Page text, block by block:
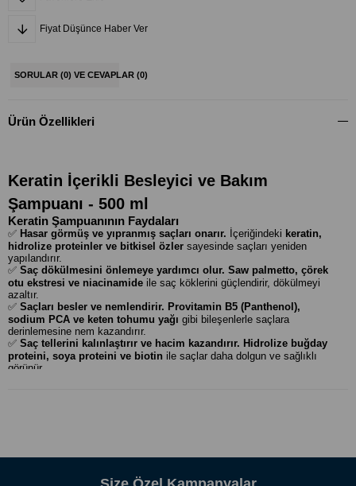
Fiyat Düşünce Haber Ver
SORULAR (0) VE CEVAPLAR (0)
Ürün Özellikleri
Keratin İçerikli Besleyici ve Bakım
Şampuanı - 500 ml
Keratin Şampuanının Faydaları
✅ Hasar görmüş ve yıpranmış saçları onarır. İçeriğindeki keratin,
hidrolize proteinler ve bitkisel özler sayesinde saçları yeniden
yapılandırır.
✅ Saç dökülmesini önlemeye yardımcı olur. Saw palmetto, çörek
otu ekstresi ve niacinamide ile saç köklerini güçlendirir, dökülmeyi
azaltır.
✅ Saçları besler ve nemlendirir. Provitamin B5 (Panthenol),
sodium PCA ve keten tohumu yağı gibi bileşenlerle saçlara
derinlemesine nem kazandırır.
✅ Saç tellerini kalınlaştırır ve hacim kazandırır. Hidrolize buğday
proteini, soya proteini ve biotin ile saçlar daha dolgun ve sağlıklı
görünür.
Islak saça yeterli miktarda uygulayın, köpürtün ve saç derinize